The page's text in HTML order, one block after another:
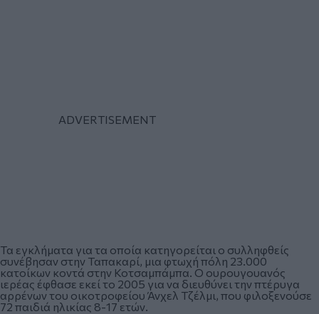
Τα εγκλήματα για τα οποία κατηγορείται ο συλληφθείς
συνέβησαν στην Ταπακαρί, μια φτωχή πόλη 23.000
κατοίκων κοντά στην Κοτσαμπάμπα. Ο ουρουγουανός
ιερέας έφθασε εκεί το 2005 για να διευθύνει την πτέρυγα
αρρένων του οικοτροφείου Άνχελ Τζέλμι, που φιλοξενούσε
72 παιδιά ηλικίας 8-17 ετών.